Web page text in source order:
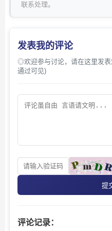
联系处理。
发表我的评论
◎欢迎参与讨论，请在这里发
通过可见)
提
评论记录：